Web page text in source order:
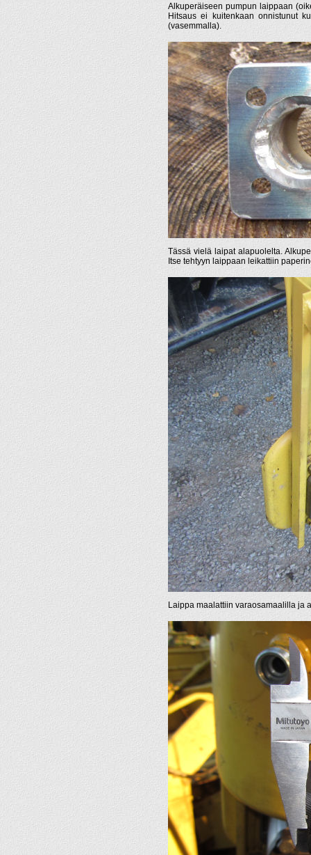
Alkuperäiseen pumpun laippaan
Hitsaus ei kuitenkaan onnistunut
(vasemmalla).
Tässä vielä laipat alapuolelta.
Itse tehtyyn laippaan leikattiin
Laippa maalattiin varaosamaalilla ja